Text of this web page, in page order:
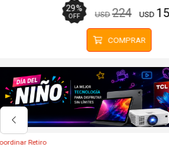
20
OFF USD349 USD
COMPRAR
Coordinar Retiro